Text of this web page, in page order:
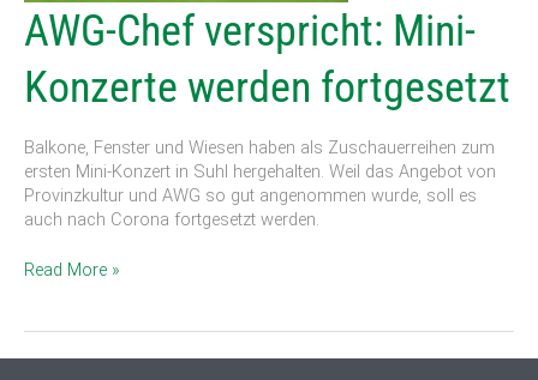
AWG-Chef verspricht: Mini-
Konzerte werden fortgesetzt
Balkone, Fenster und Wiesen haben als Zuschauerreihen zum
ersten Mini-Konzert in Suhl hergehalten. Weil das Angebot von
Provinzkultur und AWG so gut angenommen wurde, soll es
auch nach Corona fortgesetzt werden.
AWG-
Chef
Mini-
Konzerte
fortgesetzt
Read More »